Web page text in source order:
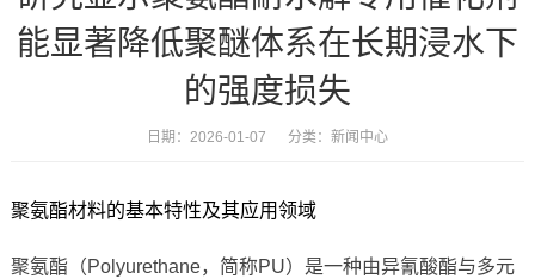
能显著降低聚醚体系在长期浸水下
的强度损失
日期：2026-01-07 分类： 新闻中心
聚氨酯材料的基本特性及其应用领域
聚氨酯（Polyurethane，简称PU）是一种由异氰酸酯与多元